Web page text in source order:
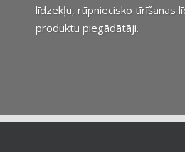
līdzekļu, rūpniecisko tīrīšanas
produktu piegādātāji.